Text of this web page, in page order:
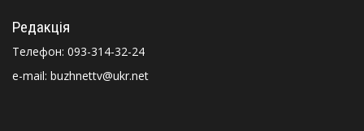
Редакція
Телефон: 093-314-32-24
e-mail: buzhnettv@ukr.net